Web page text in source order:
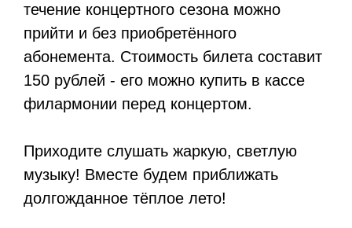
течение концертного сезона можно
прийти и без приобретённого
абонемента. Стоимость билета составит
150 рублей - его можно купить в кассе
филармонии перед концертом.
Приходите слушать жаркую, светлую
музыку! Вместе будем приближать
долгожданное тёплое лето!